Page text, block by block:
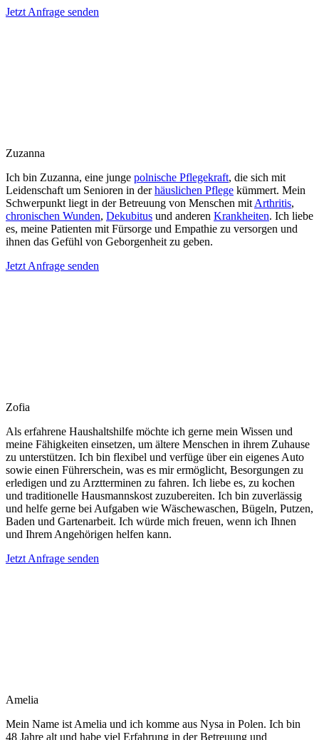
Jetzt Anfrage senden
Zuzanna
Ich bin Zuzanna, eine junge polnische Pflegekraft, die sich mit
Leidenschaft um Senioren in derhäuslichen Pflege kümmert. Mein
Schwerpunkt liegt in der Betreuung von Menschen mit Arthritis,
chronischen Wunden, Dekubitus und anderen Krankheiten. Ich liebe
es, meine Patienten mit Fürsorge und Empathie zu versorgen und
ihnen das Gefühl von Geborgenheit zu geben.
Jetzt Anfrage senden
Zofia
Als erfahrene Haushaltshilfe möchte ich gerne mein Wissen und
meine Fähigkeiten einsetzen, um ältere Menschen in ihrem Zuhause
zu unterstützen. Ich bin flexibel und verfüge über ein eigenes Auto
sowie einen Führerschein, was es mir ermöglicht, Besorgungen zu
erledigen und zu Arztterminen zu fahren. Ich liebe es, zu kochen
und traditionelle Hausmannskost zuzubereiten. Ich bin zuverlässig
und helfe gerne bei Aufgaben wie Wäschewaschen, Bügeln, Putzen,
Baden und Gartenarbeit. Ich würde mich freuen, wenn ich Ihnen
und Ihrem Angehörigen helfen kann.
Jetzt Anfrage senden
Amelia
Mein Name ist Amelia und ich komme aus Nysa in Polen. Ich bin
48 Jahre alt und habe viel Erfahrung in der Betreuung und